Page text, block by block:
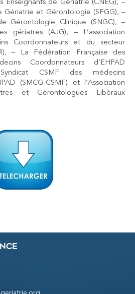
Enseignants de Gériatrie (CNEG), –
Gériatrie et Gérontologie (SFGG), –
Gérontologie Clinique (SNGC), –
gériatres (AJG), – L’association
Coordonnateurs et du secteur
– La Fédération Française des
Coordonnateurs d’EHPAD
CSMF des médecins
(SMCG-CSMF) et l’Association
et Gérontologues Libéraux